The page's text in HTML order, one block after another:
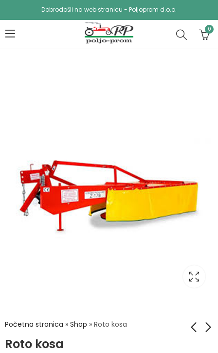
Dobrodošli na web stranicu - Poljoprom d.o.o.
0
Početna stranica » Shop » Roto kosa
Roto kosa